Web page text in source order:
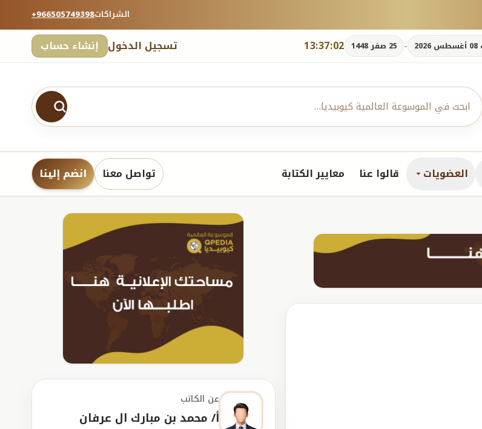
+966505749398الشراكات
تسجيل الدخول إنشاء حساب 13:37:03 - 25 صفر 1448
العضويات قالوا عنا معايير الكتابة تواصل معنا انضم إلينا
عن الكاتب
أ/ محمد بن مبارك ال عرفان